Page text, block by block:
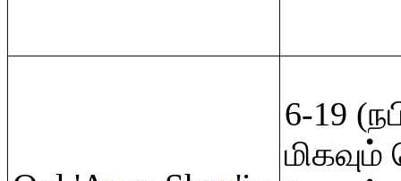
6-19